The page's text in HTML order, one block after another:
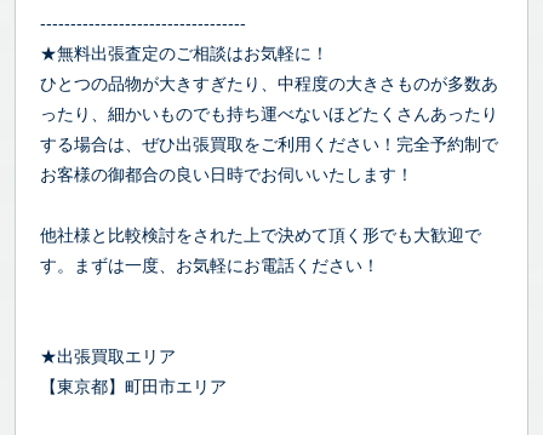
----------------------------------
★無料出張査定のご相談はお気軽に！
ひとつの品物が大きすぎたり、中程度の大きさものが多数あ
ったり、細かいものでも持ち運べないほどたくさんあったり
する場合は、ぜひ出張買取をご利用ください！完全予約制で
お客様の御都合の良い日時でお伺いいたします！
他社様と比較検討をされた上で決めて頂く形でも大歓迎で
す。まずは一度、お気軽にお電話ください！
★出張買取エリア
【東京都】町田市エリア